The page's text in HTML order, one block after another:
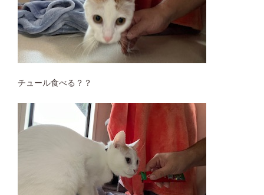
チュール食べる？？